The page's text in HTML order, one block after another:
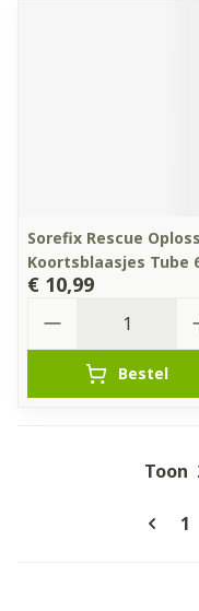
Sorefix Rescue
Koortsblaasjes Tube
€ 10,99
Bestel
1
Toon